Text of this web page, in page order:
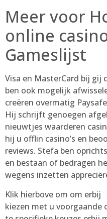
Meer voor
online
Gameslijst
Visa en MasterCard bij
ben ook mogelijk
creëren overmatig
Hij schrijft genoegen
nieuwtjes waarderen
hij u offlin casino’s en
reviews. Stefa ben
en bestaan of bedragen
wegens inzetten
Klik hierbove om om erbij
kiezen met u voorgaande